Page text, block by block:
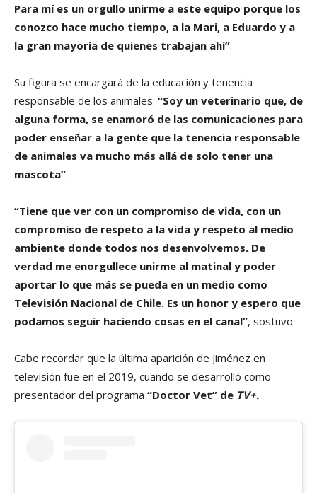
Para mí es un orgullo unirme a este equipo porque los
conozco hace mucho tiempo, a la Mari, a Eduardo y a
la gran mayoría de quienes trabajan ahí”.
Su figura se encargará de la educación y tenencia
responsable de los animales: “Soy un veterinario que, de
alguna forma, se enamoró de las comunicaciones para
poder enseñar a la gente que la tenencia responsable
de animales va mucho más allá de solo tener una
mascota”.
“Tiene que ver con un compromiso de vida, con un
compromiso de respeto a la vida y respeto al medio
ambiente donde todos nos desenvolvemos. De
verdad me enorgullece unirme al matinal y poder
aportar lo que más se pueda en un medio como
Televisión Nacional de Chile. Es un honor y espero que
podamos seguir haciendo cosas en el canal”, sostuvo.
Cabe recordar que la última aparición de Jiménez en
televisión fue en el 2019, cuando se desarrolló como
presentador del programa “Doctor Vet” de TV+.